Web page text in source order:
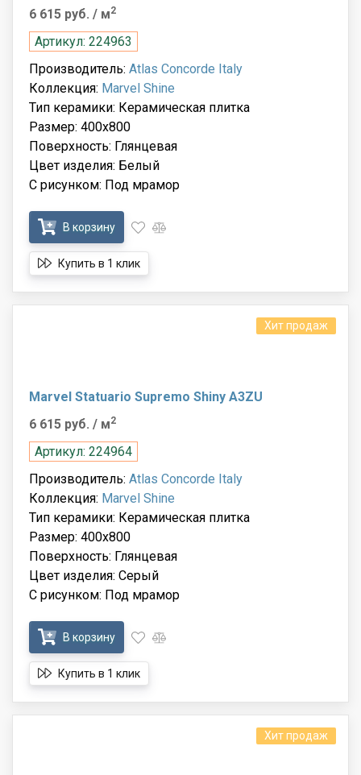
6 615 руб. / м2
Артикул: 224963
Производитель: Atlas Concorde Italy
Коллекция: Marvel Shine
Тип керамики: Керамическая плитка
Размер: 400x800
Поверхность: Глянцевая
Цвет изделия: Белый
С рисунком: Под мрамор
В корзину
Купить в 1 клик
Хит продаж
Marvel Statuario Supremo Shiny A3ZU
6 615 руб. / м2
Артикул: 224964
Производитель: Atlas Concorde Italy
Коллекция: Marvel Shine
Тип керамики: Керамическая плитка
Размер: 400x800
Поверхность: Глянцевая
Цвет изделия: Серый
С рисунком: Под мрамор
В корзину
Купить в 1 клик
Хит продаж